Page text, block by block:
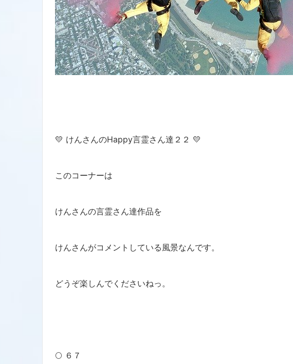
💛 けんさんのHappy言霊さん達２２ 💛
このコーナーは
けんさんの言霊さん達作品を
けんさんがコメントしている風景なんです。
どうぞ楽しんでくださいねっ。
🌕 ６７